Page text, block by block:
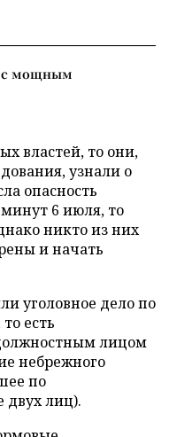
с мощным
властей, то они,
узнали о
опасность
6 июля, то
никто из них
и начать
уголовное дело по
есть
лицом
небрежного
по
двух лиц).